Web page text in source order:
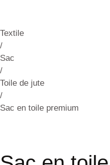
Textile
/
Sac
/
Toile de jute
/
Sac en toile premium